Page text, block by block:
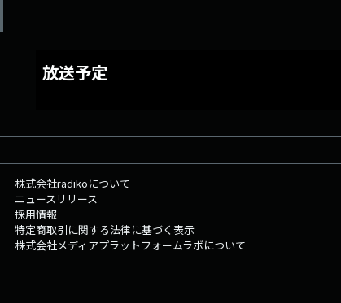
放送予定
株式会社radikoについて
ニュースリリース
採用情報
特定商取引に関する法律に基づく表示
株式会社メディアプラットフォームラボについて